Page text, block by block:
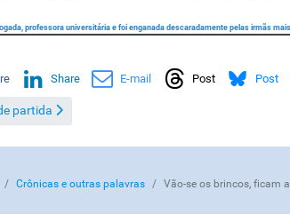
professora universitária e foi enganada descaradamente pelas irmãs
Media
Share E-mail Post Post
artigo: Ponto de partida
partida
Crônicas e outras palavras Vão-se os brincos, ficam